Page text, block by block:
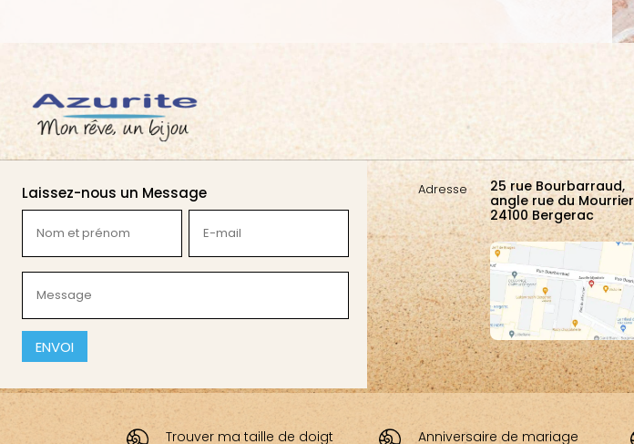
Laissez-nous un Message
et
prénom
mail
(Nécessaire)
(Nécessaire)
CAPTCHA
Adresse
25 rue Bourbarraud,
angle rue du Mourrier
24100 Bergerac
Trouver ma taille de doigt Anniversaire de mariage